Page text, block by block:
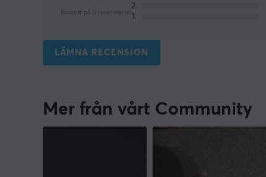
Baserat på 0 recensioner
2
1
LÄMNA RECENSION
Mer från vårt Community